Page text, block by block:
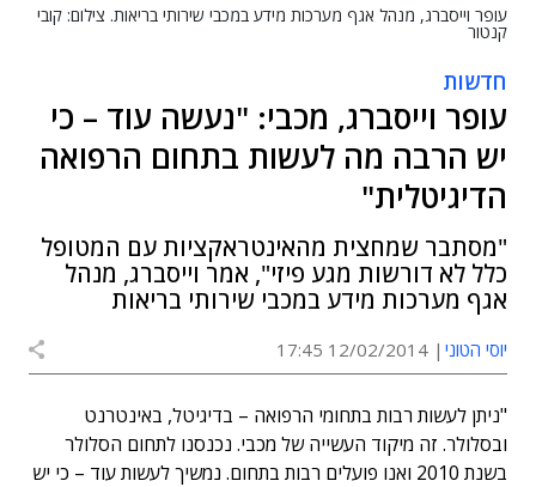
עופר וייסברג, מנהל אגף מערכות מידע במכבי שירותי בריאות. צילום: קובי
קנטור
חדשות
עופר וייסברג, מכבי: "נעשה עוד – כי
יש הרבה מה לעשות בתחום הרפואה
הדיגיטלית"
"מסתבר שמחצית מהאינטראקציות עם המטופל
כלל לא דורשות מגע פיזי", אמר וייסברג, מנהל
אגף מערכות מידע במכבי שירותי בריאות
יוסי הטוני 12/02/2014 17:45
"ניתן לעשות רבות בתחומי הרפואה – בדיגיטל, באינטרנט
ובסלולר. זה מיקוד העשייה של מכבי. נכנסנו לתחום הסלולר
בשנת 2010 ואנו פועלים רבות בתחום. נמשיך לעשות עוד – כי יש